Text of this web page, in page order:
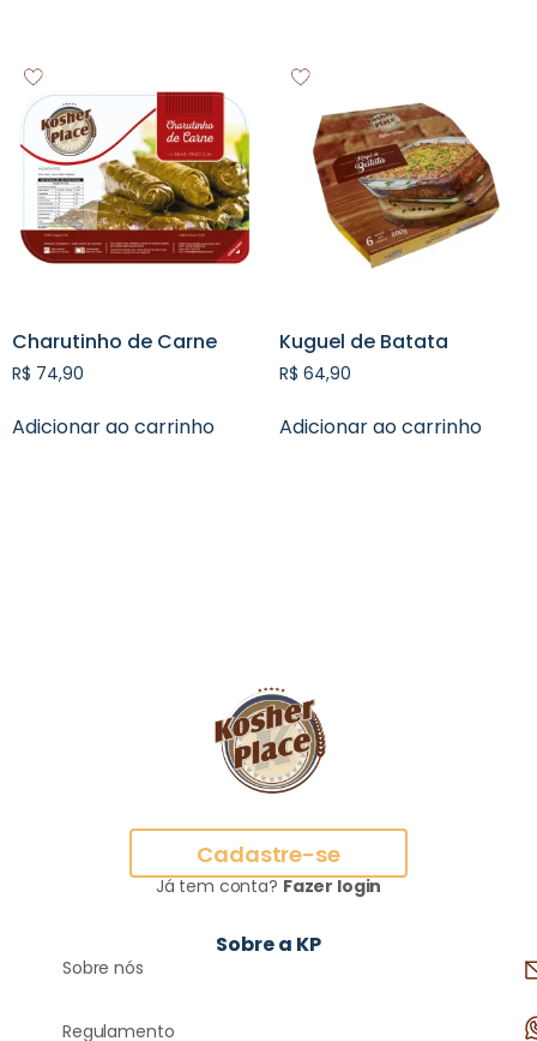
Charutinho de Carne
R$ 74,90
Adicionar ao carrinho
Kuguel de Batata
R$ 64,90
Adicionar ao carrinho
Cadastre-se
Já tem conta? Fazer login
Sobre a KP
Sobre nós
Regulamento